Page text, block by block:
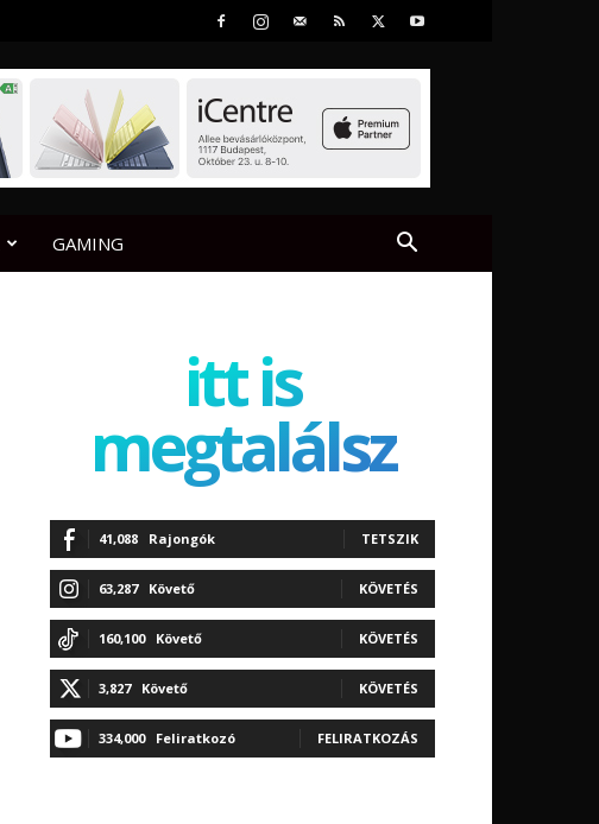
GAMING
itt is
megtalálsz
41,088 Rajongók TETSZIK
63,287 Követő KÖVETÉS
160,100 Követő KÖVETÉS
3,827 Követő KÖVETÉS
334,000 Feliratkozó FELIRATKOZÁS